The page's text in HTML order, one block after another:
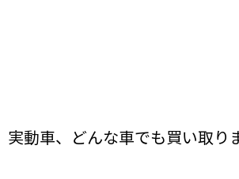
実動車、どんな車でも買い取り